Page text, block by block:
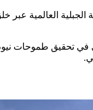
العالمية
طموحات نيوم